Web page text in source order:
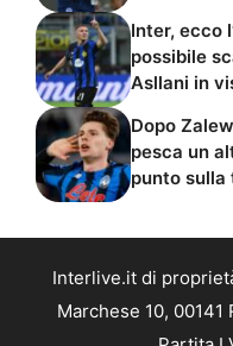
Inter, ecco
possibile
Asllani in
Dopo
pesca un
punto
Interlive.it di
Marchese 10, 00141